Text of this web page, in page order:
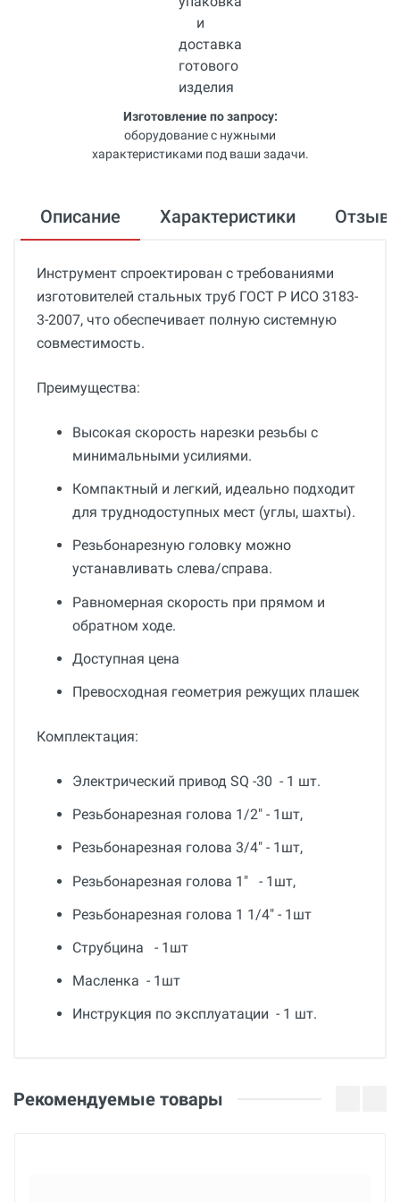
Изготовление по запросу:
оборудование с нужными
характеристиками под ваши задачи.
Описание Характеристики
Инструмент спроектирован с требованиями
изготовителей стальных труб ГОСТ Р ИСО 3183-
3-2007, что обеспечивает полную системную
совместимость.
Преимущества:
Высокая скорость нарезки резьбы с
минимальными усилиями.
Компактный и легкий, идеально подходит
для труднодоступных мест (углы, шахты).
Резьбонарезную головку можно
устанавливать слева/справа.
Равномерная скорость при прямом и
обратном ходе.
Доступная цена
Превосходная геометрия режущих плашек
Комплектация:
Электрический привод SQ -30 - 1 шт.
Резьбонарезная голова 1/2" - 1шт,
Резьбонарезная голова 3/4" - 1шт,
Резьбонарезная голова 1" - 1шт,
Резьбонарезная голова 1 1/4" - 1шт
Струбцина - 1шт
Масленка - 1шт
Инструкция по эксплуатации - 1 шт.
12 месяцев
Оценка
Рекомендуемые товары